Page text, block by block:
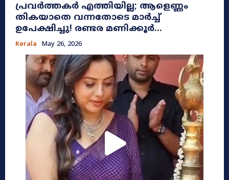
പ്രവർത്തകർ എത്തിയില്ല; ആളെണ്ണം
തികയാതെ വന്നതോടെ മാർച്ച്
ഉപേക്ഷിച്ചു! രണ്ടര മണിക്കൂർ...
Kerala May 26, 2026